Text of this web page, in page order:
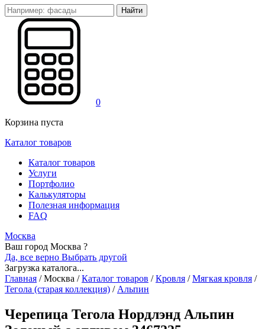
Найти
0
Корзина пуста
Каталог товаров
Каталог товаров
Услуги
Портфолио
Калькуляторы
Полезная информация
FAQ
Москва
Ваш город Москва ?
Да, все верно Выбрать другой
Загрузка каталога...
Главная /Москва / Каталог товаров / Кровля / Мягкая кровля /
Тегола (старая коллекция) / Альпин
Черепица Тегола Нордлэнд Альпин